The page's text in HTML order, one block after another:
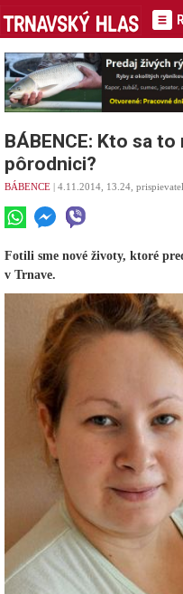
BÁBENCE: Kto sa
pôrodnici?
BÁBENCE | 4.11.2014, 13.24,
Fotili sme nové životy, ktoré
v Trnave.